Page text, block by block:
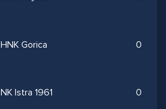
HNK Gorica 0
NK Istra 1961 0